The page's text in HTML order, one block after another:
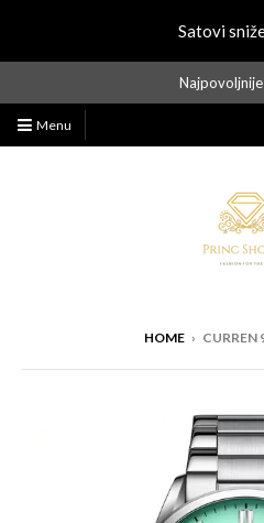
Satovi
Menu
HOME › CURREN